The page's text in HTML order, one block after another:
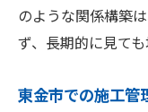
のような関係構築
ず、長期的に見て
東金市での施工管